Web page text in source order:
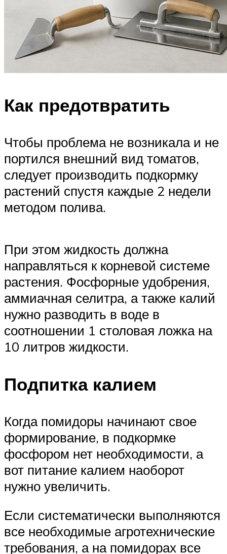
Как предотвратить
Чтобы проблема не возникала и не
портился внешний вид томатов,
следует производить подкормку
растений спустя каждые 2 недели
методом полива.
При этом жидкость должна
направляться к корневой системе
растения. Фосфорные удобрения,
аммиачная селитра, а также калий
нужно разводить в воде в
соотношении 1 столовая ложка на
10 литров жидкости.
Подпитка калием
Когда помидоры начинают свое
формирование, в подкормке
фосфором нет необходимости, а
вот питание калием наоборот
нужно увеличить.
Если систематически выполняются
все необходимые агротехнические
требования, а на помидорах все